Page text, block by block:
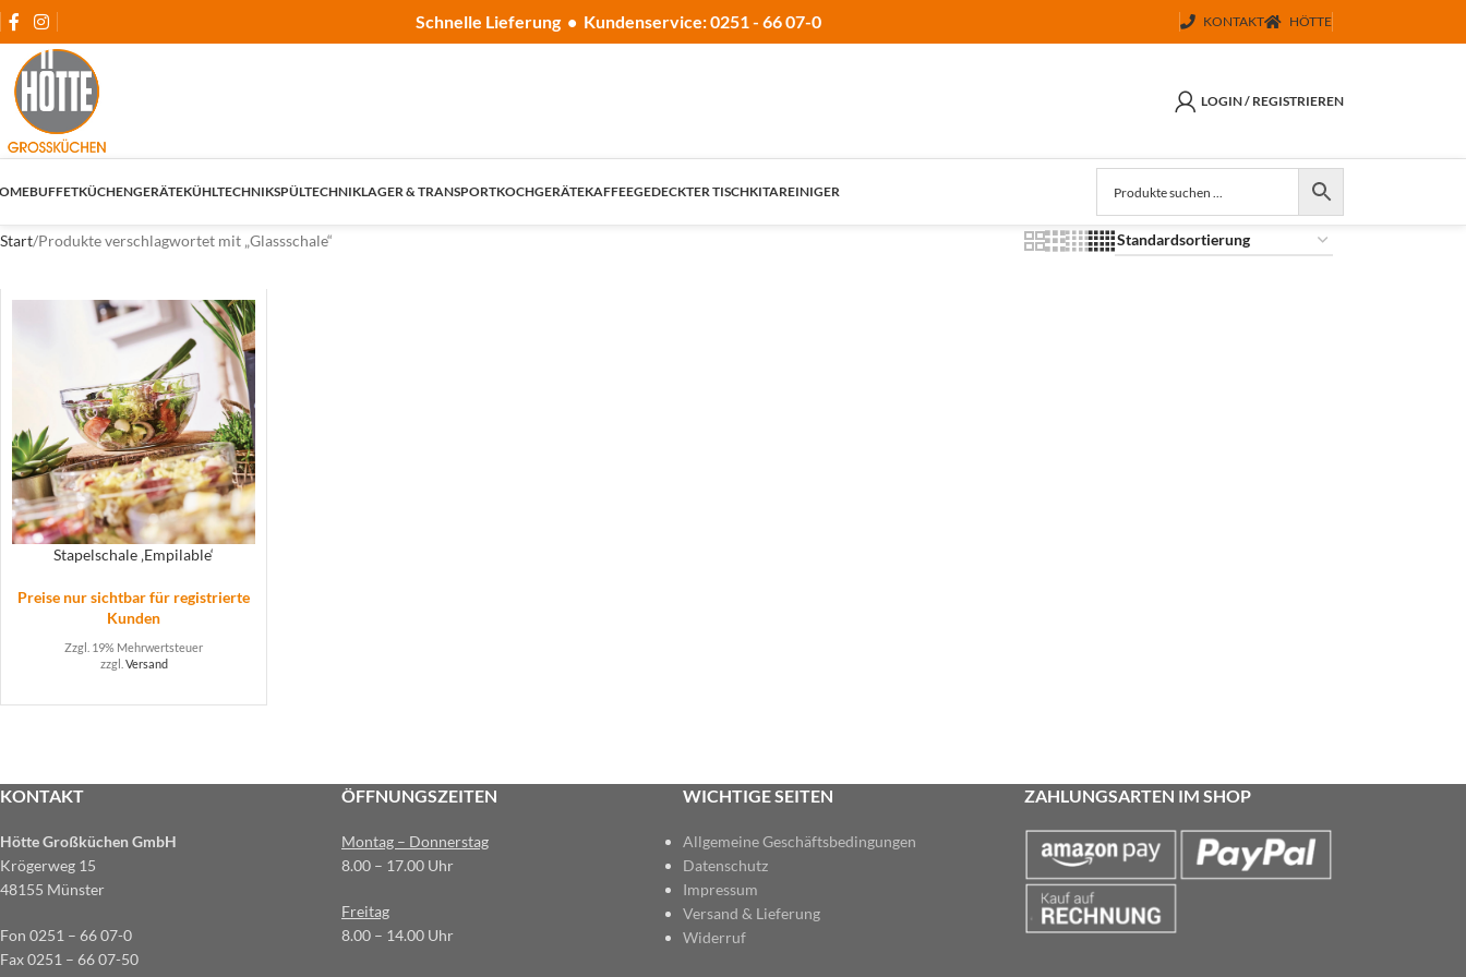
Schnelle Lieferung • Kundenservice: 0251 - 66 07-0 KONTAKT HÖTTE
LOGIN / REGISTRIEREN
BUFFETKÜCHENGERÄTEKÜHLTECHNIKSPÜLTECHNIKLAGER & TRANSPORTKOCHGERÄTEKAFFEEGEDECKTER TISCHKITAREINIGER
Start Produkte verschlagwortet mit „Glassschale“
Stapelschale ‚Empilable‘
Preise nur sichtbar für registrierte
Kunden
Zzgl. 19% Mehrwertsteuer
zzgl. Versand
KONTAKT
Hötte Großküchen GmbH
Krögerweg 15
48155 Münster
Fon 0251 – 66 07-0
Fax 0251 – 66 07-50
ÖFFNUNGSZEITEN
Montag – Donnerstag
8.00 – 17.00 Uhr
Freitag
8.00 – 14.00 Uhr
WICHTIGE SEITEN
Allgemeine Geschäftsbedingungen
Datenschutz
Impressum
Versand & Lieferung
Widerruf
ZAHLUNGSARTEN IM SHOP